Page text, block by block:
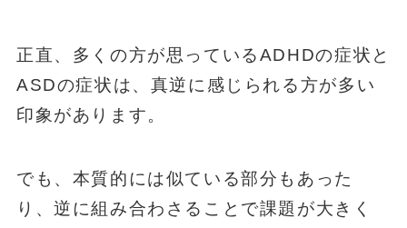
正直、多くの方が思っているADHDの症状と
ASDの症状は、真逆に感じられる方が多い
印象があります。
でも、本質的には似ている部分もあった
り、逆に組み合わさることで課題が大きく